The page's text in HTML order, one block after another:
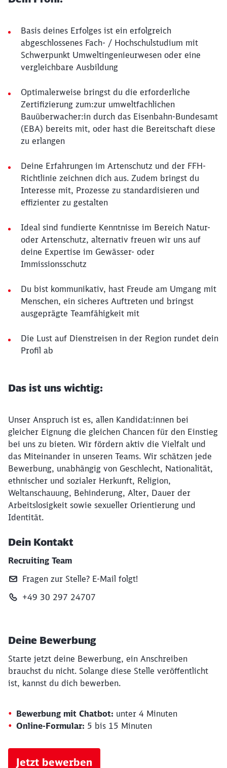
Basis deines Erfolges ist ein erfolgreich
abgeschlossenes Fach- / Hochschulstudium mit
Schwerpunkt Umweltingenieurwesen oder eine
vergleichbare Ausbildung
Optimalerweise bringst du die erforderliche
Zertifizierung zum:zur umweltfachlichen
Bauüberwacher:in durch das Eisenbahn-Bundesamt
(EBA) bereits mit, oder hast die Bereitschaft diese
zu erlangen
Deine Erfahrungen im Artenschutz und der FFH-
Richtlinie zeichnen dich aus. Zudem bringst du
Interesse mit, Prozesse zu standardisieren und
effizienter zu gestalten
Ideal sind fundierte Kenntnisse im Bereich Natur-
oder Artenschutz, alternativ freuen wir uns auf
deine Expertise im Gewässer- oder
Immissionsschutz
Du bist kommunikativ, hast Freude am Umgang mit
Menschen, ein sicheres Auftreten und bringst
ausgeprägte Teamfähigkeit mit
Die Lust auf Dienstreisen in der Region rundet dein
Profil ab
Das ist uns wichtig:
Unser Anspruch ist es, allen Kandidat:innen bei
gleicher Eignung die gleichen Chancen für den Einstieg
bei uns zu bieten. Wir fördern aktiv die Vielfalt und
das Miteinander in unseren Teams. Wir schätzen jede
Bewerbung, unabhängig von Geschlecht, Nationalität,
ethnischer und sozialer Herkunft, Religion,
Weltanschauung, Behinderung, Alter, Dauer der
Arbeitslosigkeit sowie sexueller Orientierung und
Identität.
Dein Kontakt
Recruiting Team
Fragen zur Stelle? E‑Mail folgt!
+49 30 297 24707
Deine Bewerbung
Starte jetzt deine Bewerbung, ein Anschreiben
brauchst du nicht. Solange diese Stelle veröffentlicht
ist, kannst du dich bewerben.
Bewerbung mit Chatbot: unter 4 Minuten
Online-Formular: 5 bis 15 Minuten
Jetzt bewerben